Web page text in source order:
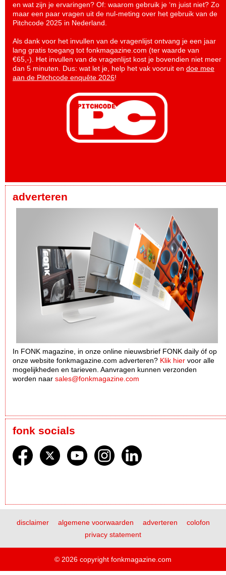
en wat zijn je ervaringen? Of: waarom gebruik je ‘m juist niet? Zo
maar een paar vragen uit de nul-meting over het gebruik van de
Pitchcode 2025 in Nederland.
Als dank voor het invullen van de vragenlijst ontvang je een jaar
lang gratis toegang tot fonkmagazine.com (ter waarde van
€65,-). Het invullen van de vragenlijst kost je bovendien niet meer
dan 5 minuten. Dus: wat let je, help het vak vooruit en doe mee
aan de Pitchcode enquête 2026!
adverteren
In FONK magazine, in onze online nieuwsbrief FONK daily óf op
onze website fonkmagazine.com adverteren? Klik hier voor alle
mogelijkheden en tarieven. Aanvragen kunnen verzonden
worden naar sales@fonkmagazine.com
fonk socials
disclaimer algemene voorwaarden adverteren
colofon
privacy statement
© 2026 copyright fonkmagazine.com